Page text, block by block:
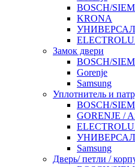
BOSCH/
KRONA
Замок двери
BOSCH/
Gorenje
Samsung
Уплотнитель и
BOSCH/
GORENJE /
Samsung
Дверь/ петли /